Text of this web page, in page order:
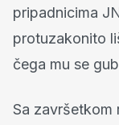
pripadnicima
protuzakonito
čega mu se
Sa završetkom